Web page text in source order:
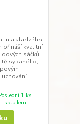
a sladkého
přináší kvalitní
sáčků.
sypaného,
uchování
1 ks
skladem